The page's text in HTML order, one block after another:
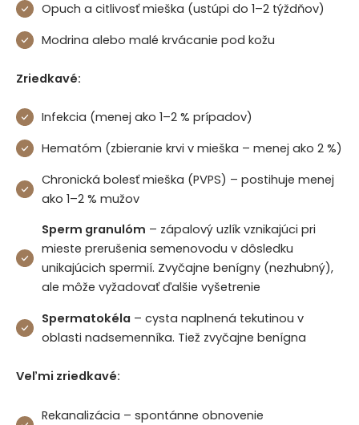
Opuch a citlivosť mieška (ustúpi do 1–2 týždňov)
Modrina alebo malé krvácanie pod kožu
Zriedkavé:
Infekcia (menej ako 1–2 % prípadov)
Hematóm (zbieranie krvi v mieška – menej ako 2 %)
Chronická bolesť mieška (PVPS) – postihuje menej
ako 1–2 % mužov
Sperm granulóm – zápalový uzlík vznikajúci pri
mieste prerušenia semenovodu v dôsledku
unikajúcich spermií. Zvyčajne benígny (nezhubný),
ale môže vyžadovať ďalšie vyšetrenie
Spermatokéla – cysta naplnená tekutinou v
oblasti nadsemenníka. Tiež zvyčajne benígna
Veľmi zriedkavé:
Rekanalizácia – spontánne obnovenie